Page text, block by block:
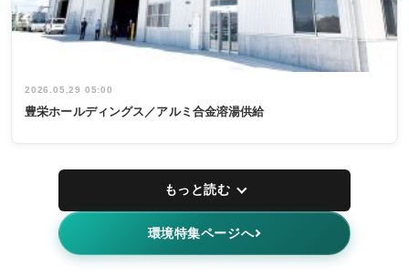
2026.05.29 05:00
豊栄ホールディングス／アルミ合金溶湯供給
もっと読む
環境特集ページへ